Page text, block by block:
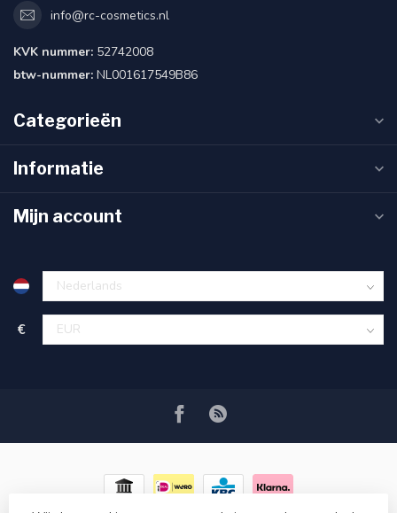
info@rc-cosmetics.nl
KVK nummer: 52742008
btw-nummer: NL001617549B86
Categorieën
Informatie
Mijn account
€